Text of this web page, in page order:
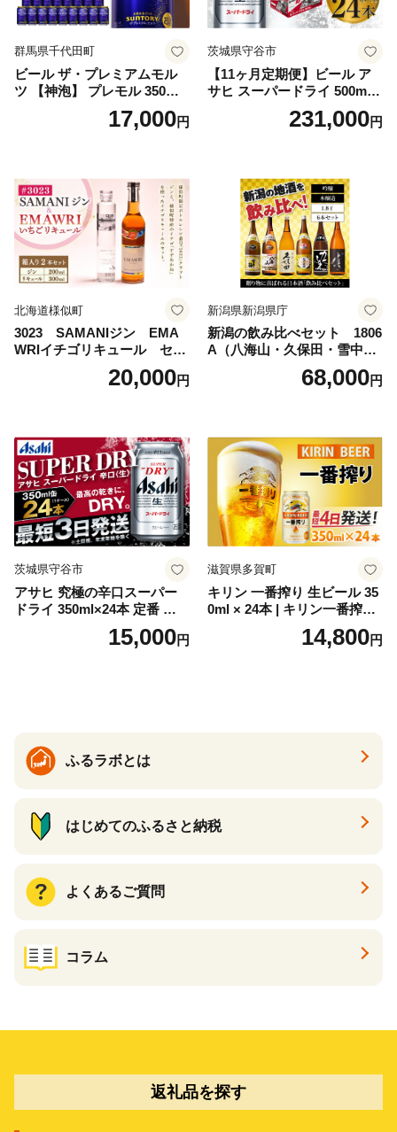
群馬県千代田町
ビール ザ・プレミアムモル
ツ 【神泡】 プレモル 350ml
× 24本 サントリー〈天然水の
ビール工場〉群馬※沖縄・離
17,000円
茨城県守谷市
【11ヶ月定期便】ビール ア
サヒ スーパードライ 500ml 2
4本 1ケース×11ヶ月 | アサヒ
ビール 究極の辛口 酒 お酒 ア
uper dry 11回 缶ビール 缶 ギ
フト 内祝い 茨城県守谷市 送
料無料
231,000円
北海道様似町
3023 SAMANIジン EMA
WRIイチゴリキュール セッ
ト（箱入り）【大人の味 酒
お酒 洋酒 スピリッツ クラフ
セット 詰め合わせ カクテル
ソーダ割り アルコール ロッ
ク ソーダ ジントニック 】
20,000円
新潟県新潟県庁
新潟の飲み比べセット 1806
A（八海山・久保田・雪中
梅・越乃寒梅・かたふね・千
68,000円
茨城県守谷市
アサヒ 究極の辛口スーパー
ドライ 350ml×24本 定番 ビー
ル 缶ビール 酒 お酒 アルコー
15,000円
滋賀県多賀町
キリン 一番搾り 生ビール 35
0ml × 24本 | キリン一番搾り
キリンビール 一番搾り ビー
ル 24缶 きりんいちばんしぼ
14,800円
ふるラボとは
はじめてのふるさと納税
よくあるご質問
コラム
返礼品を探す